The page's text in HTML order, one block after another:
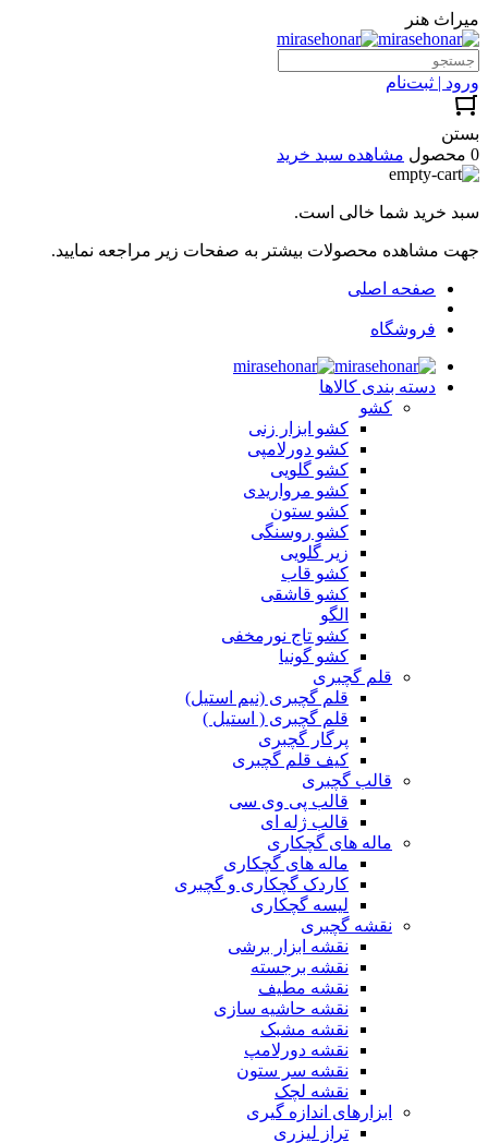
میراث هنر
ورود | ثبت‌نام
بستن
0 محصول
مشاهده سبد خرید
سبد خرید شما خالی است.
جهت مشاهده محصولات بیشتر به صفحات زیر مراجعه نمایید.
صفحه اصلی
فروشگاه
دسته بندی کالاها
کشو
کشو ابزار زنی
کشو دورلامپی
کشو گلویی
کشو مرواریدی
کشو ستون
کشو روسنگی
زیر گلویی
کشو قاب
کشو قاشقی
الگو
کشو تاج نورمخفی
کشو گونیا
قلم گچبری
قلم گچبری (نیم استیل)
قلم گچبری ( استیل )
پرگار گچبری
کیف قلم گچبری
قالب گچبری
قالب پی وی سی
قالب ژله ای
ماله های گچکاری
ماله های گچکاری
کاردک گچکاری و گچبری
لیسه گچکاری
نقشه گچبری
نقشه ابزار برشی
نقشه برجسته
نقشه مطیف
نقشه حاشیه سازی
نقشه مشبک
نقشه دورلامپ
نقشه سر ستون
نقشه لچک
ابزارهای اندازه گیری
تراز لیزری